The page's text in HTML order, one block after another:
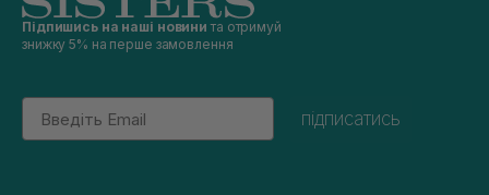
Підпишись на наші новини та отримуй
знижку 5% на перше замовлення
Email
підписатись